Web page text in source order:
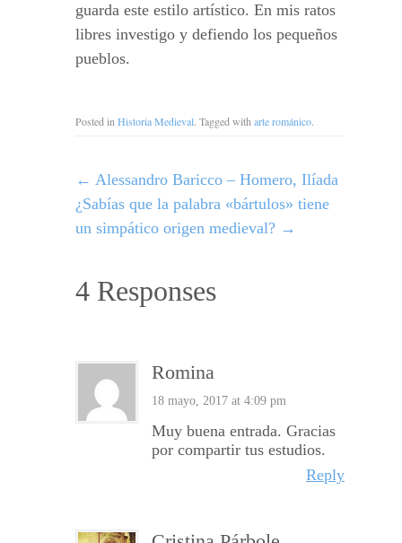
guarda este estilo artístico. En mis ratos
libres investigo y defiendo los pequeños
pueblos.
Posted in Historia Medieval. Tagged with arte románico.
← Alessandro Baricco – Homero, Ilíada
¿Sabías que la palabra «bártulos» tiene
un simpático origen medieval? →
4 Responses
Romina
18 mayo, 2017 at 4:09 pm
Muy buena entrada. Gracias
por compartir tus estudios.
Reply